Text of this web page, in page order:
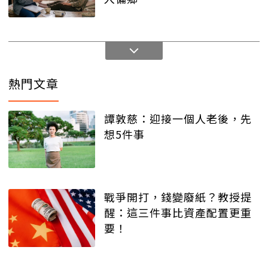
熱門文章
譚敦慈：迎接一個人老後，先
想5件事
戰爭開打，錢變廢紙？教授提
醒：這三件事比資產配置更重
要！